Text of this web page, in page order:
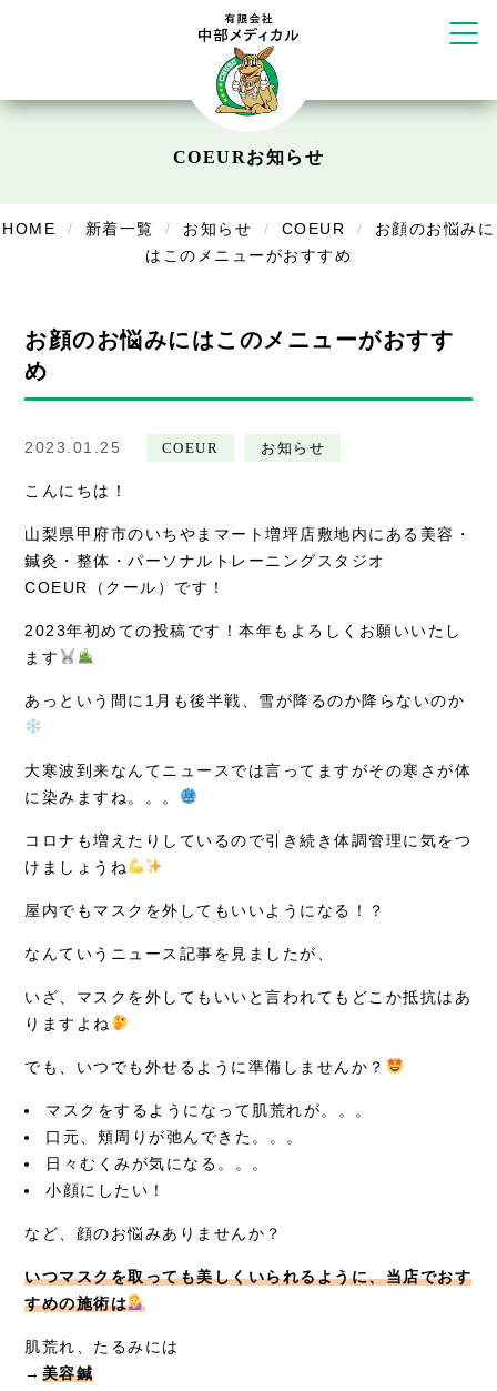
Cure
美容
美容鍼・コルギ
お知らせ
症例別施術
採用情報
COEURお知らせ
HOME 新着一覧 お知らせ COEUR
お顔のお悩みに
はこのメニューがおすすめ
お顔のお悩みにはこのメニューがおすす
め
2023.01.25 COEUR お知らせ
こんにちは！
山梨県甲府市のいちやまマート増坪店敷地内にある美容・
鍼灸・整体・パーソナルトレーニングスタジオ
COEUR（クール）です！
2023年初めての投稿です！本年もよろしくお願いいたし
ます
あっという間に1月も後半戦、雪が降るのか降らないのか
大寒波到来なんてニュースでは言ってますがその寒さが体
に染みますね。。。
コロナも増えたりしているので引き続き体調管理に気をつ
けましょうね
屋内でもマスクを外してもいいようになる！？
なんていうニュース記事を見ましたが、
いざ、マスクを外してもいいと言われてもどこか抵抗はあ
りますよね
でも、いつでも外せるように準備しませんか？
マスクをするようになって肌荒れが。。。
口元、頬周りが弛んできた。。。
日々むくみが気になる。。。
小顔にしたい！
など、顔のお悩みありませんか？
いつマスクを取っても美しくいられるように、当店でおす
すめの施術は
肌荒れ、たるみには
→ 美容鍼